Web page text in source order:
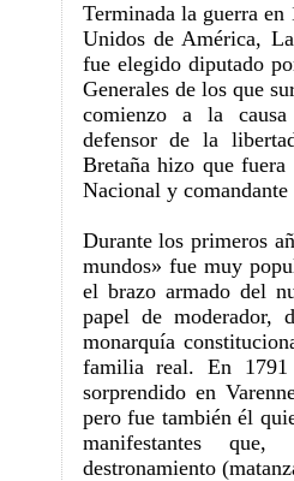
Terminada la guerra en
Unidos de América,
fue elegido diputado
Generales de los que
comienzo a la
defensor de la
Bretaña hizo que fuera
Nacional y
Durante los primeros
mundos» fue muy
el brazo armado del
papel de moderador,
monarquía
familia real. En
sorprendido en
pero fue también él
manifestantes
destronamiento